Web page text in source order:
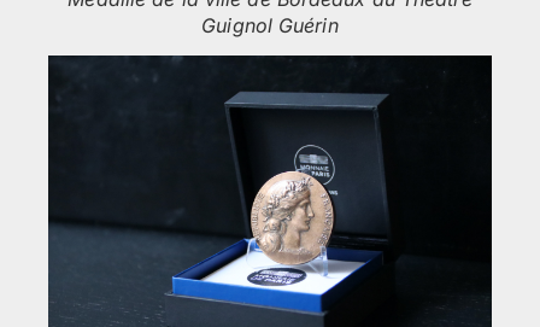
Guignol Guérin